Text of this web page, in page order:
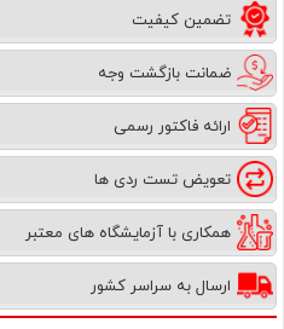
تضمین کیفیت
ضمانت بازگشت وجه
ارائه فاکتور رسمی
تعویض تست ردی ها
همکاری با آزمایشگاه های معتبر
ارسال به سراسر کشور